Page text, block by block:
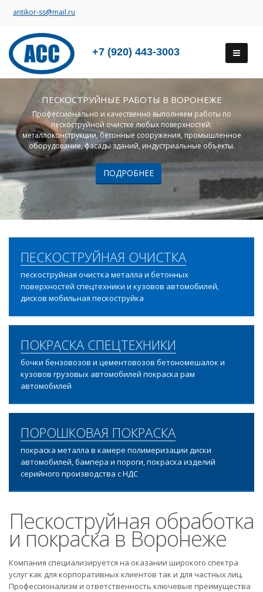
antikor-ss@mail.ru
+7 (920) 443-3003
ПЕСКОСТРУЙНЫЕ РАБОТЫ В ВОРОНЕЖЕ
Профессионально и качественно выполняем работы по
пескоструйной очистке любых поверхностей:
металлоконструкции, бетонные сооружения, промышленное
оборудование, фасады зданий, индустриальные объекты.
ПОДРОБНЕЕ
ПЕСКОСТРУЙНАЯ ОЧИСТКА
пескоструйная очистка металла и бетонных
поверхностей спецтехники и кузовов автомобилей,
дисков мобильная пескоструйка
ПОКРАСКА СПЕЦТЕХНИКИ
бочки бензовозов и цементовозов бетономешалок и
кузовов грузовых автомобилей покраска рам
автомобилей
ПОРОШКОВАЯ ПОКРАСКА
покраска металла в камере полимеризации диски
автомобилей, бампера и пороги, покраска изделий
серийного производства с НДС
Пескоструйная обработка
и покраска в Воронеже
Компания специализируется на оказании широкого спектра
услуг как для корпоративных клиентов так и для частных лиц.
Профессионализм и ответственность ключевые преимущества